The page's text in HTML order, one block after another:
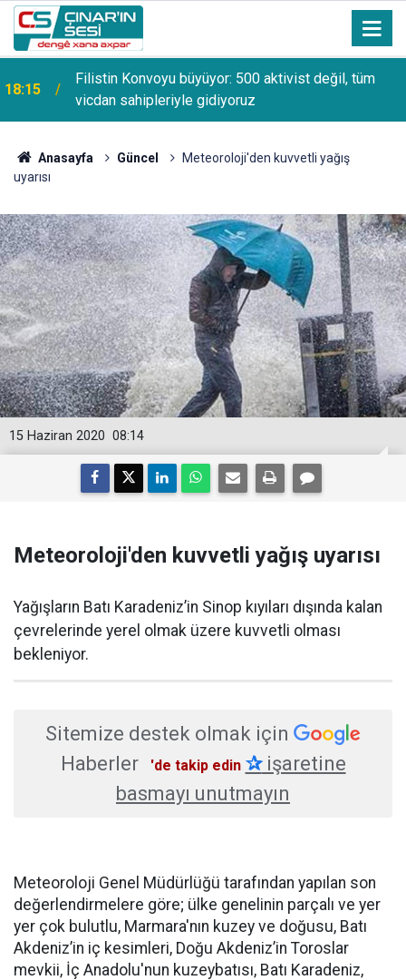
18:15
Filistin Konvoyu büyüyor: 500 aktivist değil, tüm
vicdan sahipleriyle gidiyoruz
Anasayfa Güncel
Meteoroloji'den kuvvetli yağış
uyarısı
08:14
15 Haziran 2020
Meteoroloji'den kuvvetli yağış uyarısı
Yağışların Batı Karadeniz’in Sinop kıyıları dışında kalan
çevrelerinde yerel olmak üzere kuvvetli olması
bekleniyor.
Sitemize destek olmak için
Haberler
'de takip edin ✰işaretine
basmayı unutmayın
Meteoroloji Genel Müdürlüğü tarafından yapılan son
değerlendirmelere göre; ülke genelinin parçalı ve yer
yer çok bulutlu, Marmara'nın kuzey ve doğusu, Batı
Akdeniz’in iç kesimleri, Doğu Akdeniz’in Toroslar
mevkii, İç Anadolu'nun kuzeybatısı, Batı Karadeniz,